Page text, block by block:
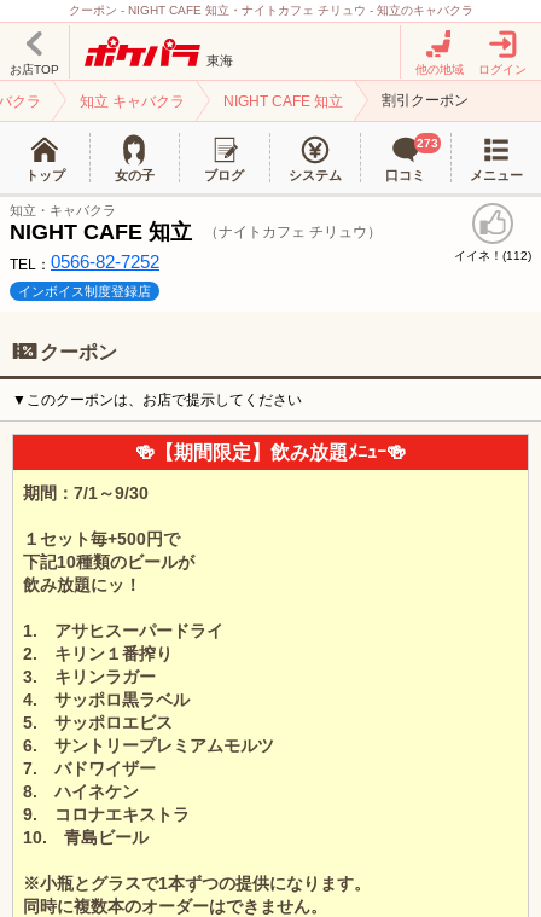
クーポン - NIGHT CAFE 知立・ナイトカフェ チリュウ - 知立のキャバクラ
お店TOP
東海
他の地域 ログイン
クラ 知立 キャバクラ NIGHT CAFE 知立 割引クーポン
トップ 女の子 ブログ システム 口コミ
273
メニュー
知立・キャバクラ
NIGHT CAFE 知立
（ナイトカフェ チリュウ）
TEL： 0566-82-7252 イイネ！(112)
インボイス制度登録店
クーポン
▼このクーポンは、お店で提示してください
🍻【期間限定】飲み放題ﾒﾆｭｰ🍻
期間：7/1～9/30
１セット毎+500円で
下記10種類のビールが
飲み放題にッ！
1. アサヒスーパードライ
2. キリン１番搾り
3. キリンラガー
4. サッポロ黒ラベル
5. サッポロエビス
6. サントリープレミアムモルツ
7. バドワイザー
8. ハイネケン
9. コロナエキストラ
10. 青島ビール
※小瓶とグラスで1本ずつの提供になります。
同時に複数本のオーダーはできません。